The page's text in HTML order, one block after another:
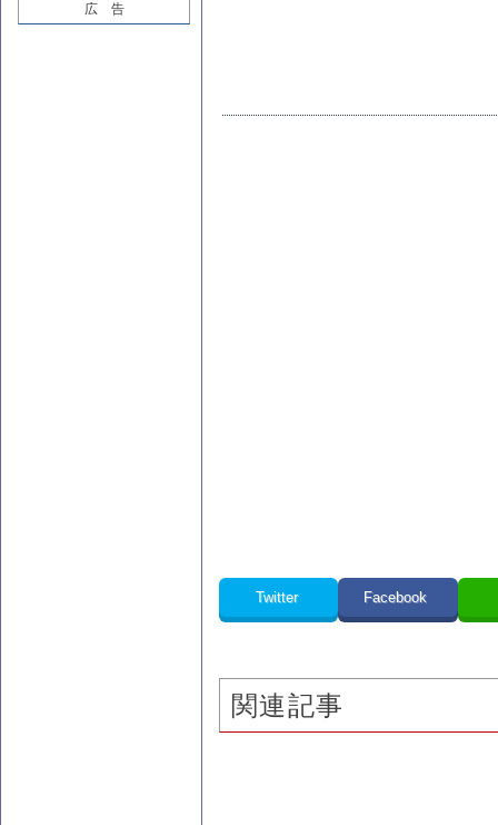
広 告
Twitter Facebook
関連記事